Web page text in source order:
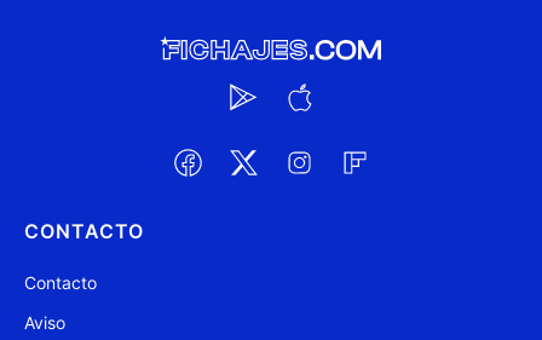
CONTACTO
Contacto
Aviso